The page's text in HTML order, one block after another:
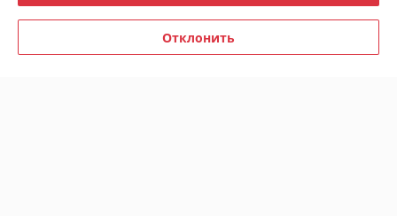
связались позже, доставили быстро.
Отклонить